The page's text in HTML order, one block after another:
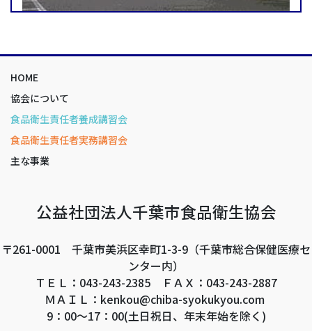
HOME
協会について
食品衛生責任者養成講習会
食品衛生責任者実務講習会
主な事業
公益社団法人千葉市食品衛生協会
〒261-0001 千葉市美浜区幸町1-3-9（千葉市総合保健医療セ
ンター内）
ＴＥＬ：043-243-2385 ＦＡＸ：043-243-2887
ＭＡＩＬ：kenkou@chiba-syokukyou.com
9：00～17：00(土日祝日、年末年始を除く)